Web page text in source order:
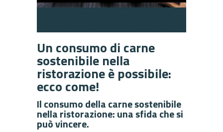
Un consumo di carne
sostenibile nella
ristorazione è possibile:
ecco come!
Il consumo della carne sostenibile
nella ristorazione: una sfida che si
può vincere.